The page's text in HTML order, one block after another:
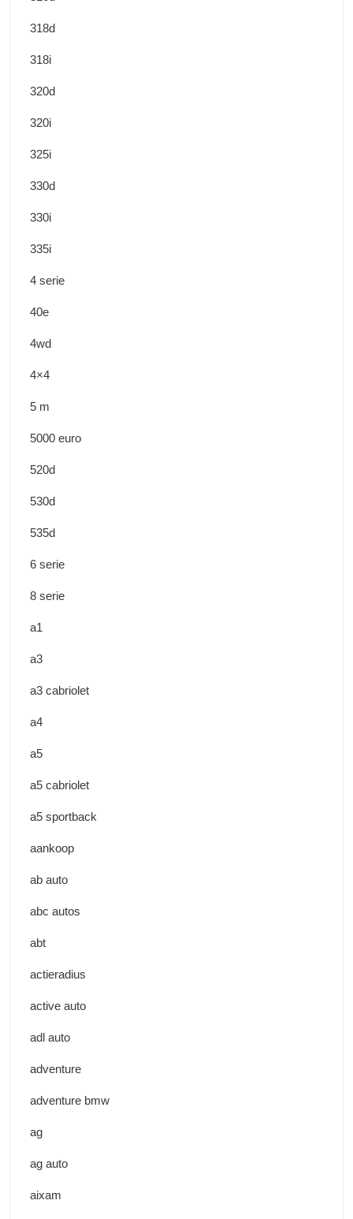
318d
318i
320d
320i
325i
330d
330i
335i
4 serie
40e
4wd
4×4
5 m
5000 euro
520d
530d
535d
6 serie
8 serie
a1
a3
a3 cabriolet
a4
a5
a5 cabriolet
a5 sportback
aankoop
ab auto
abc autos
abt
actieradius
active auto
adl auto
adventure
adventure bmw
ag
ag auto
aixam